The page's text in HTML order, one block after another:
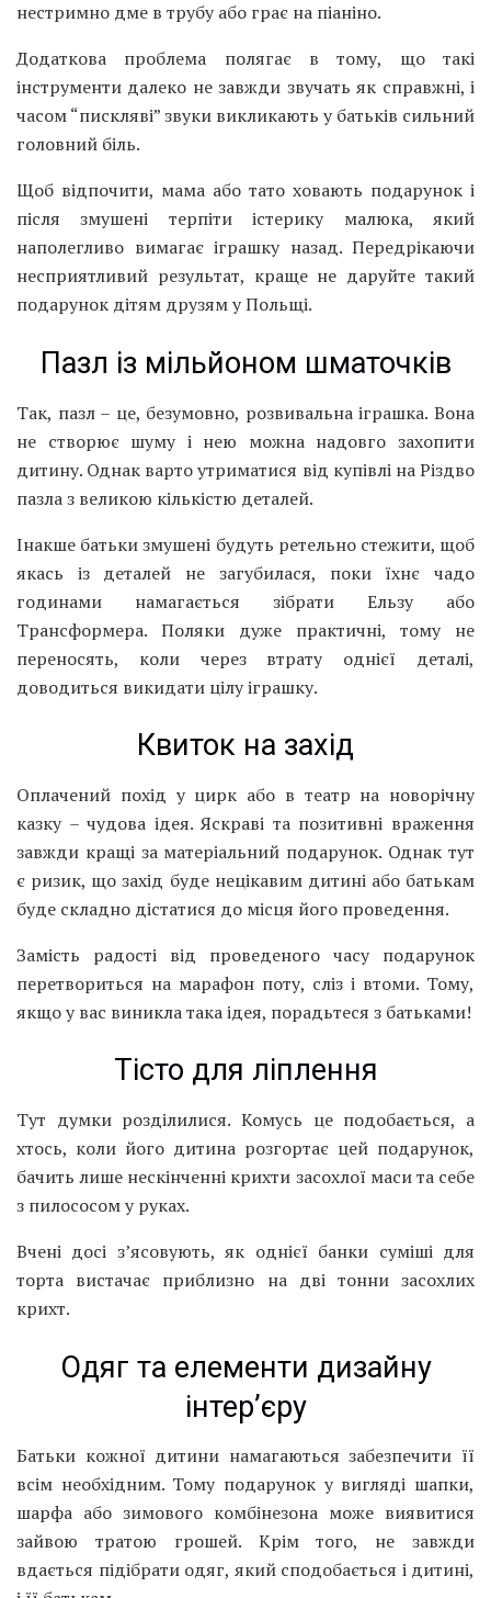
нестримно дме в трубу або грає на піаніно.
Додаткова проблема полягає в тому, що такі
інструменти далеко не завжди звучать як справжні, і
часом “пискляві” звуки викликають у батьків сильний
головний біль.
Щоб відпочити, мама або тато ховають подарунок і
після змушені терпіти істерику малюка, який
наполегливо вимагає іграшку назад. Передрікаючи
несприятливий результат, краще не даруйте такий
подарунок дітям друзям у Польщі.
Пазл із мільйоном шматочків
Так, пазл – це, безумовно, розвивальна іграшка. Вона
не створює шуму і нею можна надовго захопити
дитину. Однак варто утриматися від купівлі на Різдво
пазла з великою кількістю деталей.
Інакше батьки змушені будуть ретельно стежити, щоб
якась із деталей не загубилася, поки їхнє чадо
годинами намагається зібрати Ельзу або
Трансформера. Поляки дуже практичні, тому не
переносять, коли через втрату однієї деталі,
доводиться викидати цілу іграшку.
Квиток на захід
Оплачений похід у цирк або в театр на новорічну
казку – чудова ідея. Яскраві та позитивні враження
завжди кращі за матеріальний подарунок. Однак тут
є ризик, що захід буде нецікавим дитині або батькам
буде складно дістатися до місця його проведення.
Замість радості від проведеного часу подарунок
перетвориться на марафон поту, сліз і втоми. Тому,
якщо у вас виникла така ідея, порадьтеся з батьками!
Тісто для ліплення
Тут думки розділилися. Комусь це подобається, а
хтось, коли його дитина розгортає цей подарунок,
бачить лише нескінченні крихти засохлої маси та себе
з пилососом у руках.
Вчені досі з’ясовують, як однієї банки суміші для
торта вистачає приблизно на дві тонни засохлих
крихт.
Одяг та елементи дизайну
інтер’єру
Батьки кожної дитини намагаються забезпечити її
всім необхідним. Тому подарунок у вигляді шапки,
шарфа або зимового комбінезона може виявитися
зайвою тратою грошей. Крім того, не завжди
вдається підібрати одяг, який сподобається і дитині,